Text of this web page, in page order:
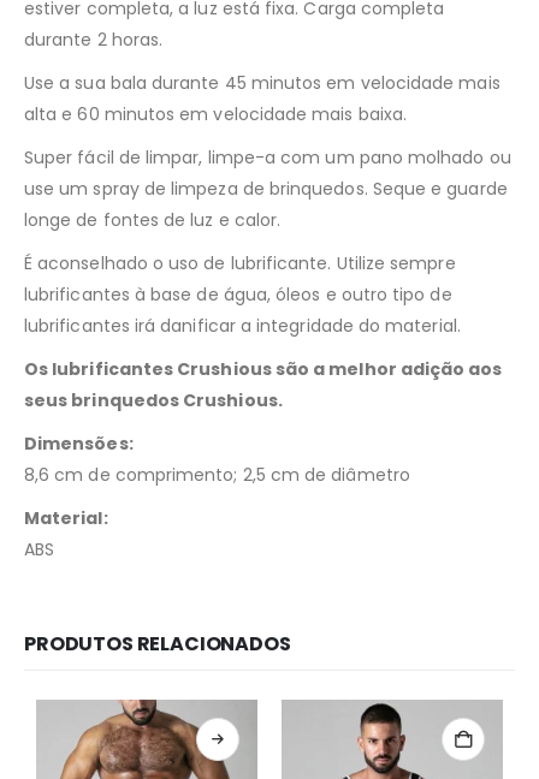
estiver completa, a luz está fixa. Carga completa
durante 2 horas.
Use a sua bala durante 45 minutos em velocidade mais
alta e 60 minutos em velocidade mais baixa.
Super fácil de limpar, limpe-a com um pano molhado ou
use um spray de limpeza de brinquedos. Seque e guarde
longe de fontes de luz e calor.
É aconselhado o uso de lubrificante. Utilize sempre
lubrificantes à base de água, óleos e outro tipo de
lubrificantes irá danificar a integridade do material.
Os lubrificantes Crushious são a melhor adição aos
seus brinquedos Crushious.
Dimensões:
8,6 cm de comprimento; 2,5 cm de diâmetro
Material:
ABS
PRODUTOS RELACIONADOS
Redes Sociais